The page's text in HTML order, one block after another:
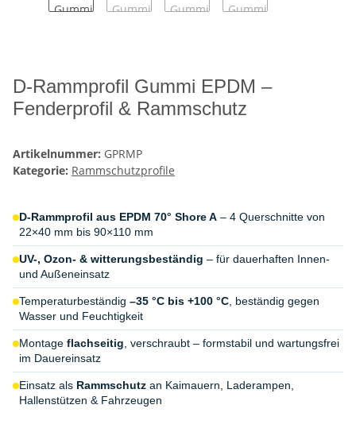
D-Rammprofil Gummi EPDM –
Fenderprofil & Rammschutz
Artikelnummer: GPRMP
Kategorie: Rammschutzprofile
D-Rammprofil aus EPDM 70° Shore A – 4 Querschnitte von
22×40 mm bis 90×110 mm
UV-, Ozon- & witterungsbeständig – für dauerhaften Innen-
und Außeneinsatz
Temperaturbeständig –35 °C bis +100 °C, beständig gegen
Wasser und Feuchtigkeit
Montage flachseitig, verschraubt – formstabil und wartungsfrei
im Dauereinsatz
Einsatz als Rammschutz an Kaimauern, Laderampen,
Hallenstützen & Fahrzeugen